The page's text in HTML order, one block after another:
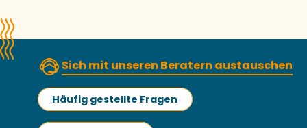
Sich mit unseren Beratern austauschen
Häufig gestellte Fragen